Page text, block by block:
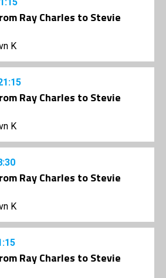
Ray Charles to Stevie
K
Ray Charles to Stevie
K
Ray Charles to Stevie
K
Ray Charles to Stevie